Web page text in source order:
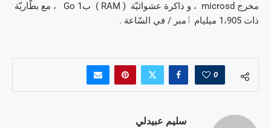
مخرج microsd ، و ذاكرة عشوائيّة ( RAM ) ب1 Go ، مع بطّاريّة
ذات 1،905 ميليام ٱمبر / في السّاعة .
0
سليم عبيدلي